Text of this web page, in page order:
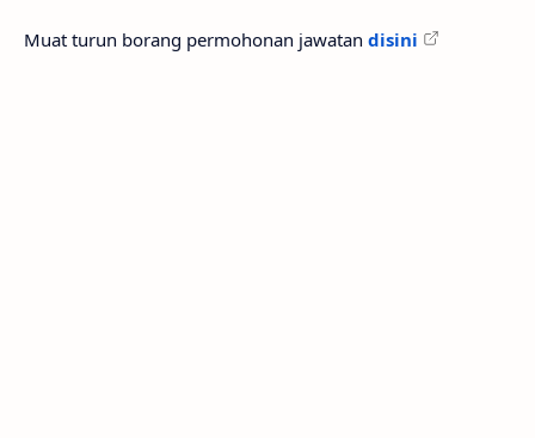
Muat turun borang permohonan jawatan disini